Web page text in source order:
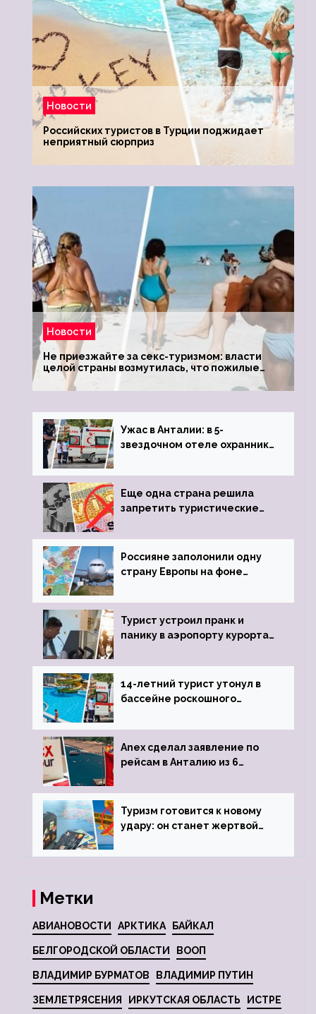
Новости
Российских туристов в Турции поджидает
неприятный сюрприз
Новости
Не приезжайте за секс-туризмом: власти
целой страны возмутилась, что пожилые
туристки массово едут к ним, чтобы
обзавестись молодыми любовниками
Ужас в Анталии: в 5-
звездочном отеле охранник
пистолета
Еще одна страна решила
запретить туристические
Россияне заполонили одну
страну Европы на фоне
виз
Турист устроил пранк и
панику в аэропорту курорта,
задержке рейса
14-летний турист утонул в
бассейне роскошного
Anex сделал заявление по
рейсам в Анталию из 6
Туризм готовится к новому
удару: он станет жертвой
Метки
АВИАНОВОСТИ АРКТИКА БАЙКАЛ
БЕЛГОРОДСКОЙ ОБЛАСТИ ВООП
ВЛАДИМИР БУРМАТОВ ВЛАДИМИР ПУТИН
ЗЕМЛЕТРЯСЕНИЯ ИРКУТСКАЯ ОБЛАСТЬ ИСТРЕ